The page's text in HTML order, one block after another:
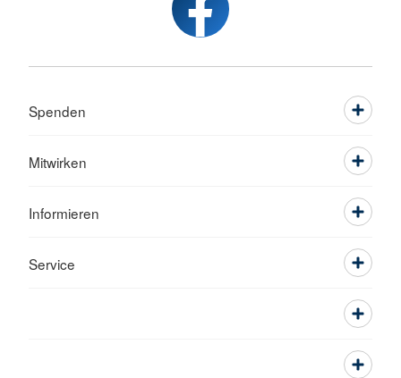
Spenden
Mitwirken
Informieren
Service